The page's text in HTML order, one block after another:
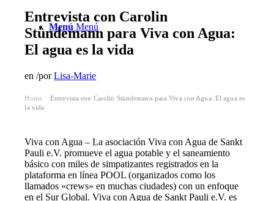
Menú Menú
Entrevista con Carolin
Stündemann para Viva con Agua:
El agua es la vida
en/porLisa-Marie
Home
Entrevista con Carolin Stündemann para Viva con Agua: El agua es
la vida
Viva con Agua – La asociación Viva con Agua de Sankt
Pauli e.V. promueve el agua potable y el saneamiento
básico con miles de simpatizantes registrados en la
plataforma en línea POOL (organizados como los
llamados «crews» en muchas ciudades) con un enfoque
en el Sur Global. Viva con Agua de Sankt Pauli e.V. es